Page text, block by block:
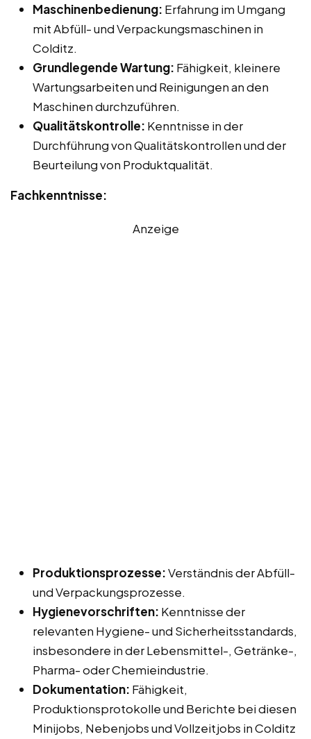
Maschinenbedienung: Erfahrung im Umgang
mit Abfüll- und Verpackungsmaschinen in
Colditz.
Grundlegende Wartung: Fähigkeit, kleinere
Wartungsarbeiten und Reinigungen an den
Maschinen durchzuführen.
Qualitätskontrolle: Kenntnisse in der
Durchführung von Qualitätskontrollen und der
Beurteilung von Produktqualität.
Fachkenntnisse:
Anzeige
Produktionsprozesse:Verständnis der Abfüll-
und Verpackungsprozesse.
Hygienevorschriften: Kenntnisse der
relevanten Hygiene- und Sicherheitsstandards,
insbesondere in der Lebensmittel-, Getränke-,
Pharma- oder Chemieindustrie.
Dokumentation: Fähigkeit,
Produktionsprotokolle und Berichte bei diesen
Minijobs, Nebenjobs und Vollzeitjobs in Colditz